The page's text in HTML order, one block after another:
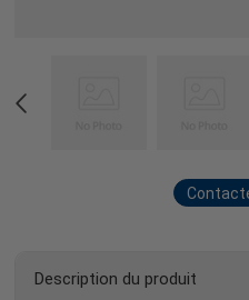
Description du produit